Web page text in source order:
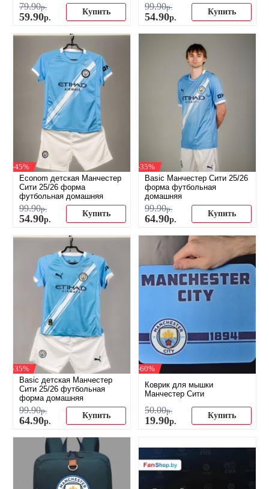
79.90р.
59.90р.
Купить
99.90р.
54.90р.
Купить
-45%
Econom детская Манчестер
Сити 25/26 форма
футбольная домашняя
99.90р.
54.90р.
Купить
-35%
Basic Манчестер Сити 25/26
форма футбольная
домашняя
99.90р.
64.90р.
Купить
-35%
Basic детская Манчестер
Сити 25/26 футбольная
форма домашняя
99.90р.
64.90р.
Купить
-60%
Коврик для мышки
Манчестер Сити
50.00р.
19.90р.
Купить